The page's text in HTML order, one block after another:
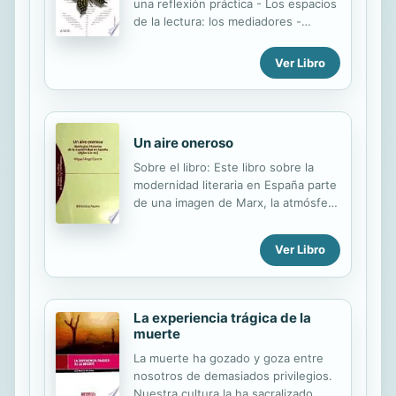
una reflexión práctica - Los espacios
de la lectura: los mediadores -
animación - La selección de libros
Ver Libro
Un aire oneroso
Sobre el libro: Este libro sobre la
modernidad literaria en España parte
de una imagen de Marx, la atmósfera
uno de nosotros una presión enorme
y, sin embargo, no la sentimos, uno
el peso del aire, su carga onerosa,
bajo las relaciones sociales del
capitalismo. La ideología, como
explica Althusser, nos lleva a
Ver Libro
La experiencia trágica de la
muerte
La muerte ha gozado y goza entre
nosotros de demasiados privilegios.
Nuestra cultura la ha sacralizado